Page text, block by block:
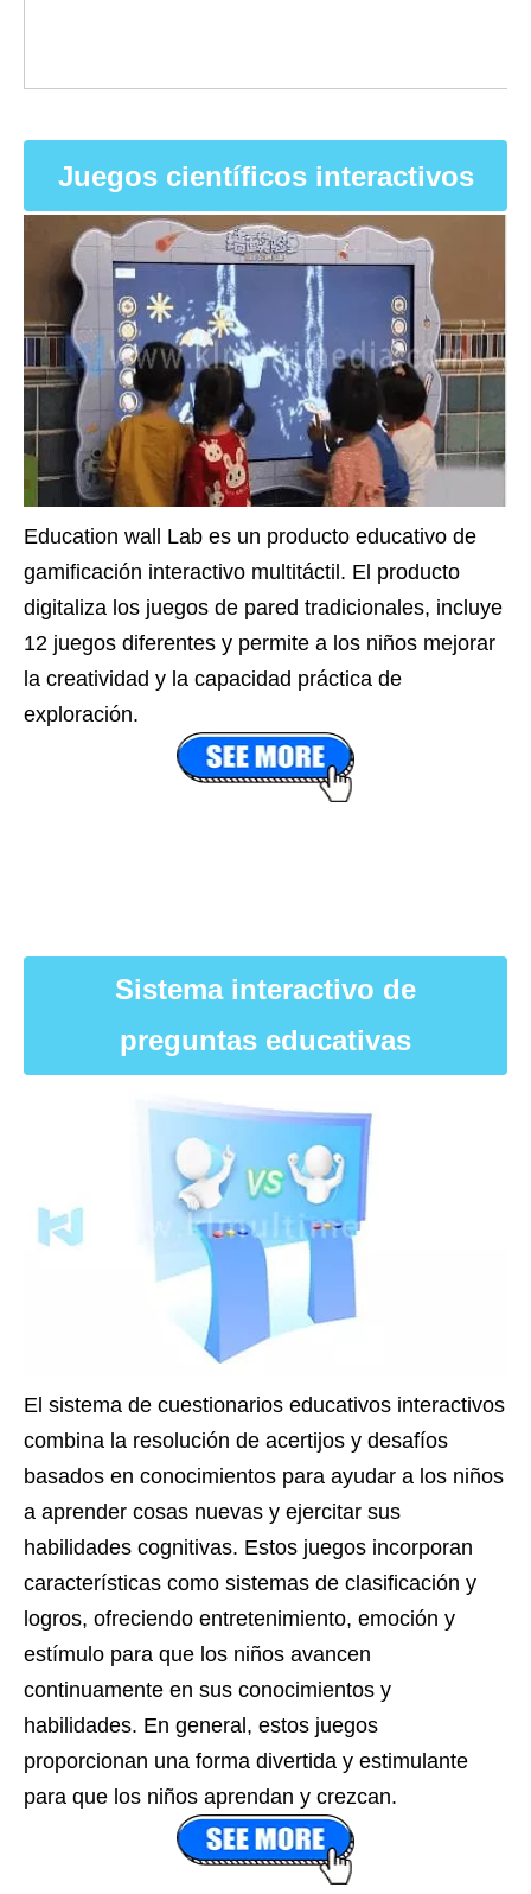
Juegos científicos interactivos
Education wall Lab es un producto educativo de
gamificación interactivo multitáctil. El producto
digitaliza los juegos de pared tradicionales, incluye
12 juegos diferentes y permite a los niños mejorar
la creatividad y la capacidad práctica de
exploración.
Sistema interactivo de
preguntas educativas
El sistema de cuestionarios educativos interactivos
combina la resolución de acertijos y desafíos
basados ​​en conocimientos para ayudar a los niños
a aprender cosas nuevas y ejercitar sus
habilidades cognitivas. Estos juegos incorporan
características como sistemas de clasificación y
logros, ofreciendo entretenimiento, emoción y
estímulo para que los niños avancen
continuamente en sus conocimientos y
habilidades. En general, estos juegos
proporcionan una forma divertida y estimulante
para que los niños aprendan y crezcan.